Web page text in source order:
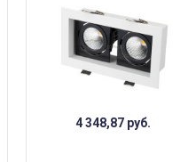
4 348,87 руб.